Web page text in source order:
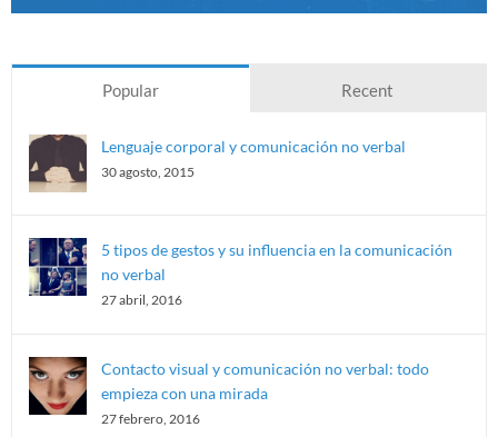
Popular Recent
Lenguaje corporal y comunicación no verbal
30 agosto, 2015
5 tipos de gestos y su influencia en la comunicación
no verbal
27 abril, 2016
Contacto visual y comunicación no verbal: todo
empieza con una mirada
27 febrero, 2016